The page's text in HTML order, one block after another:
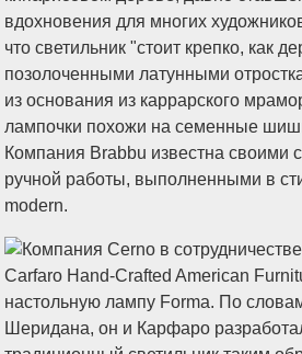
вдохновения для многих
что светильник "стоит крепко, как
позолоченными латунными
из основания из каррарского
лампочки похожи на семенные
Компания Brabbu известна своими
ручной работы, выполненными в
modern.